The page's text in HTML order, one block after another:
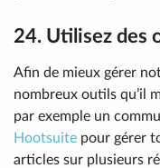
24. Utilisez des
Afin de mieux gérer
nombreux outils qu’il
par exemple un
Hootsuite pour gérer
articles sur plusieurs